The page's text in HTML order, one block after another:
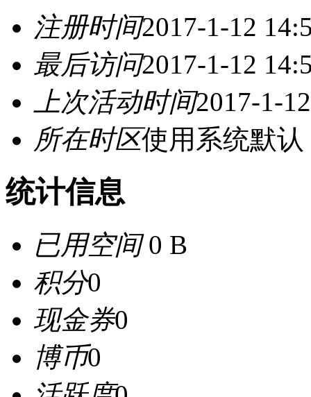
注册时间2017-1-12
最后访问2017-1-12
上次活动时间2017-1-
所在时区使用系统默认
统计信息
已用空间0 B
积分0
现金券0
博币0